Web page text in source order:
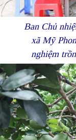
Ban Chủ
xã Mỹ
nghiệm